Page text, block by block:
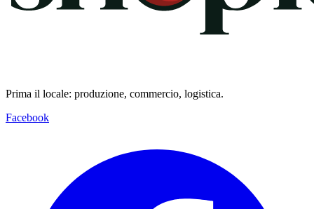
Prima il locale: produzione, commercio, logistica.
Facebook